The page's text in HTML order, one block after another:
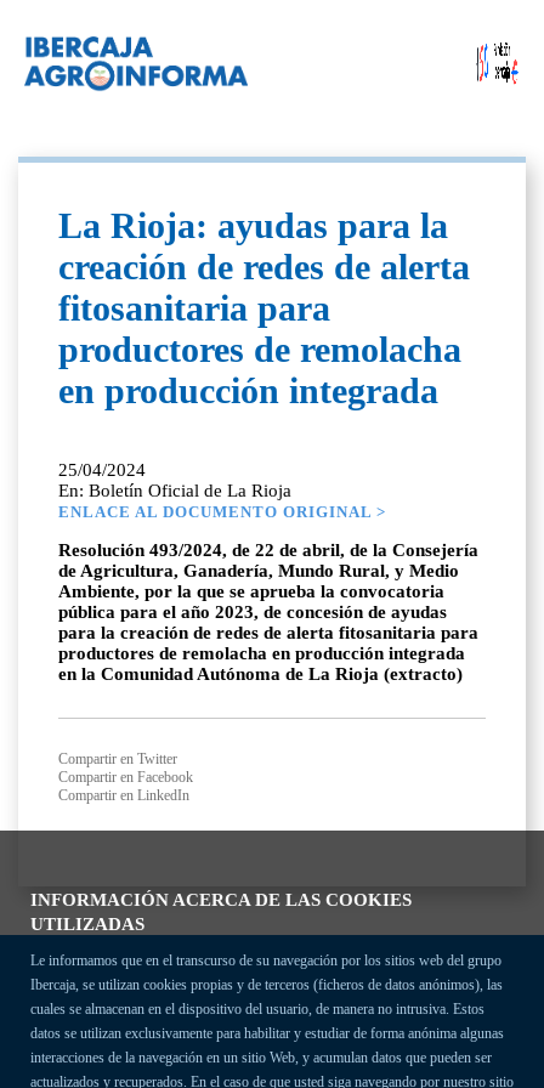
INFORMACIÓN ACERCA DE LAS COOKIES
UTILIZADAS
Le informamos que en el transcurso de su navegación por los sitios web del grupo
Ibercaja, se utilizan cookies propias y de terceros (ficheros de datos anónimos), las
cuales se almacenan en el dispositivo del usuario, de manera no intrusiva. Estos
datos se utilizan exclusivamente para habilitar y estudiar de forma anónima algunas
interacciones de la navegación en un sitio Web, y acumulan datos que pueden ser
actualizados y recuperados. En el caso de que usted siga navegando por nuestro sitio
La Rioja: ayudas para la
creación de redes de alerta
fitosanitaria para
productores de remolacha
en producción integrada
25/04/2024
En: Boletín Oficial de La Rioja
ENLACE AL DOCUMENTO ORIGINAL >
Resolución 493/2024, de 22 de abril, de la Consejería
de Agricultura, Ganadería, Mundo Rural, y Medio
Ambiente, por la que se aprueba la convocatoria
pública para el año 2023, de concesión de ayudas
para la creación de redes de alerta fitosanitaria para
productores de remolacha en producción integrada
en la Comunidad Autónoma de La Rioja (extracto)
Compartir en Twitter
Compartir en Facebook
Compartir en LinkedIn